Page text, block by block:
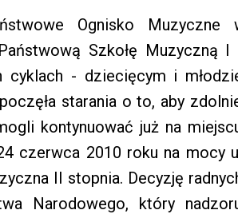
Ognisko Muzyczne
Szkołę Muzyczną
- dziecięcym i
starania o to, aby
kontynuować już na
czerwca 2010 roku na mocy
II stopnia. Decyzję
Narodowego, który